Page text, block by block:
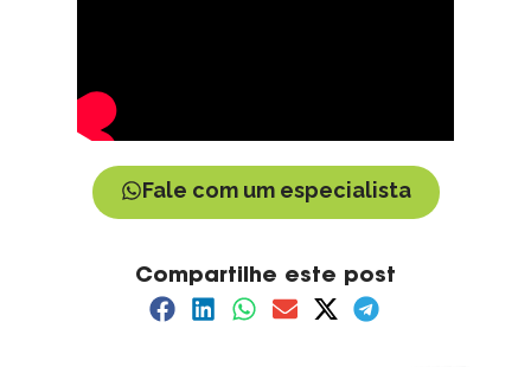
Fale com um especialista
Compartilhe este post